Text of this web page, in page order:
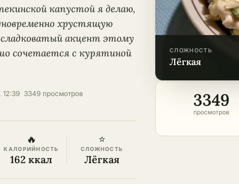
СЛОЖНОСТЬ
лёгкая
3349
просмотров
капустой я делаю,
хрустящую
сладковатый акцент этому
сочетается с курятиной
12:39 3349 просмотров
🔥
КАЛОРИЙНОСТЬ
162 ккал
⭐
СЛОЖНОСТЬ
Лёгкая